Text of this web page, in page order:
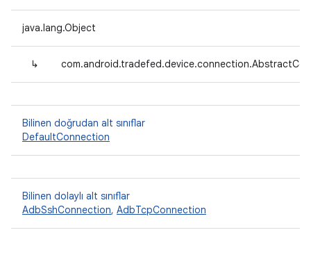
java.lang.Object
↳
Bilinen doğrudan alt sınıflar
DefaultConnection
Bilinen dolaylı alt sınıflar
AdbSshConnection, AdbTcpConnection